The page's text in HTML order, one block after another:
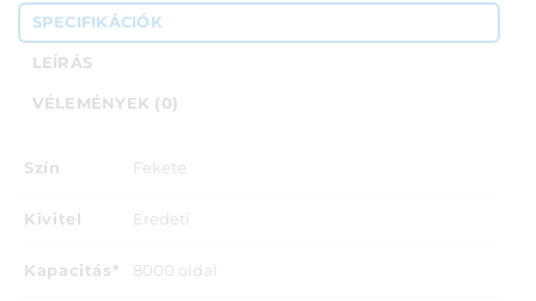
SPECIFIKÁCIÓK
LEÍRÁS
VÉLEMÉNYEK (0)
Szín Fekete
Kivitel Eredeti
Kapacitás* 8000 oldal